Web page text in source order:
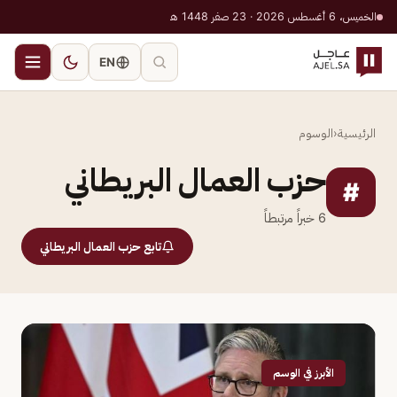
الخميس، 6 أغسطس 2026 · 23 صفر 1448 هـ
EN
الرئيسية‹الوسوم
# حزب العمال البريطاني
6 خبراً مرتبطاً
تابع حزب العمال البريطاني
الأبرز في الوسم